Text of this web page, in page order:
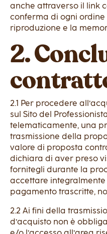
anche attraverso il link
conferma di ogni
riproduzione e la
2.
2.1 Per procedere
sul Sito del
telematicamente, una
trasmissione della
valore di proposta
dichiara di aver preso
fornitegli durante la
accettare integralmente
pagamento trascritte,
2.2 Ai fini della
d’acquisto non è